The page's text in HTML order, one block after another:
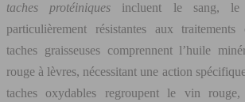
taches protéiniques incluent le sang,
particulièrement résistantes aux traitements
taches graisseuses comprennent l’huile
rouge à lèvres, nécessitant une action
taches oxydables regroupent le vin